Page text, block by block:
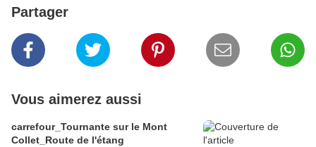
Partager
Vous aimerez aussi
carrefour_Tournante sur le Mont
Collet_Route de l'étang